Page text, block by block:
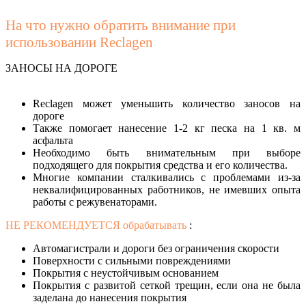
На что нужно обратить внимание при
использовании Reclagen
ЗАНОСЫ НА ДОРОГЕ
Reclagen может уменьшить количество заносов на
дороге
Также помогает нанесение 1-2 кг песка на 1 кв. м
асфальта
Необходимо быть внимательным при выборе
подходящего для покрытия средства и его количества.
Многие компании сталкивались с проблемами из-за
неквалифицированных работников, не имевших опыта
работы с режувенаторами.
НЕ РЕКОМЕНДУЕТСЯ обрабатывать :
Автомагистрали и дороги без ограничения скорости
Поверхности с сильными повреждениями
Покрытия с неустойчивым основанием
Покрытия с развитой сеткой трещин, если она не была
заделана до нанесения покрытия